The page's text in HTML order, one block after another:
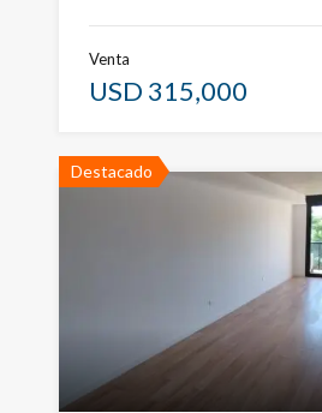
Venta
USD 315,000
Destacado